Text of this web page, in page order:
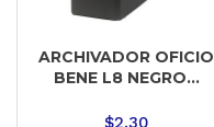
ARCHIVADOR OFICIO
BENE L8 NEGRO...
$2.30